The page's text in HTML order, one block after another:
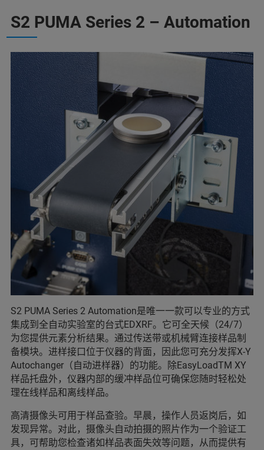
S2 PUMA Series 2 – Automation
S2 PUMA Series 2 Automation是唯一一款可以专业的方式
集成到全自动实验室的台式EDXRF。它可全天候（24/7）
为您提供元素分析结果。通过传送带或机械臂连接样品制
备模块。进样接口位于仪器的背面，因此您可充分发挥X-Y
Autochanger（自动进样器）的功能。除EasyLoadTM XY
样品托盘外，仪器内部的缓冲样品位可确保您随时轻松处
理在线样品和离线样品。
高清摄像头可用于样品查验。早晨，操作人员返岗后，如
发现异常。对此，摄像头自动拍摄的照片作为一个验证工
具，可帮助您检查诸如样品表面失效等问题，从而提供有